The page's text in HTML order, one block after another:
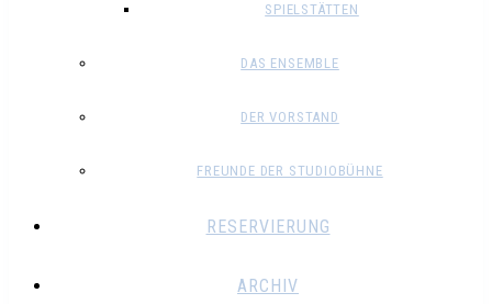
SPIELSTÄTTEN
DAS ENSEMBLE
DER VORSTAND
FREUNDE DER STUDIOBÜHNE
RESERVIERUNG
ARCHIV